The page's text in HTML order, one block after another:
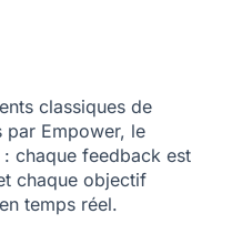
classiques de
par Empower, le
: chaque feedback est
chaque objectif
temps réel.